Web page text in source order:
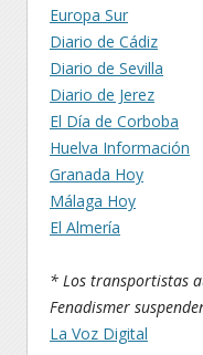
Europa Sur
Diario de Cádiz
Diario de Sevilla
Diario de Jerez
El Día de Corboba
Huelva Información
Granada Hoy
Málaga Hoy
El Almería
* Los transportistas
Fenadismer
La Voz Digital